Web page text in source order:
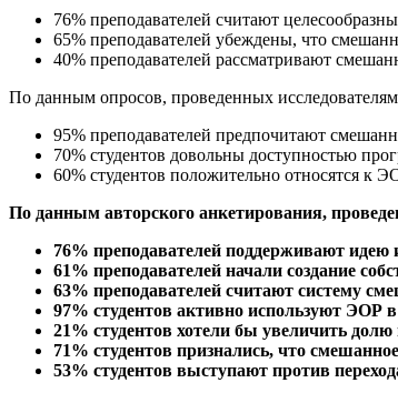
76% преподавателей считают
65% преподавателей убеждены, что
40% преподавателей рассматривают
По данным опросов, проведенных
95% преподавателей предпочитают
70% студентов довольны доступностью
60% студентов положительно относятся к
По данным авторского анкетирования,
76% преподавателей поддерживают идею
61% преподавателей начали создание
63% преподавателей считают систему
97% студентов активно используют ЭОР
21% студентов хотели бы увеличить
71% студентов признались, что
53% студентов выступают против